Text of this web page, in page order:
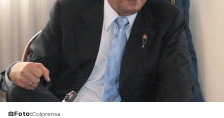
Foto:Colprensa